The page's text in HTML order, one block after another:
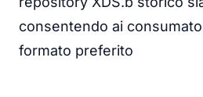
consentendo ai
formato preferito